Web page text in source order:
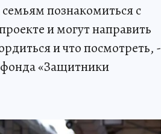
познакомиться с
и могут направить
и что посмотреть, -
фонда «Защитники